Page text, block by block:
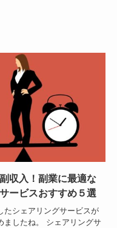
収入！副業に最適な
ービスおすすめ５選
たシェアリングサービスが
ましたね。 シェアリングサ